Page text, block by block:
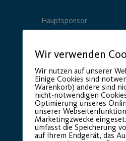
Hauptsponsor
Premium
Wir verwenden
Wir nutzen auf unserer
Einige Cookies sind
Warenkorb) andere sind
nicht-notwendigen
Optimierung unseres
unserer
Marketingzwecke
umfasst die Speicherung
auf Ihrem Endgerät, das